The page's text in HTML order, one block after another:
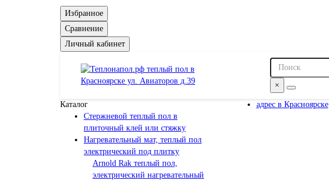
Избранное
Сравнение
Личный кабинет
×
Каталог
Cтержневой теплый пол в
плиточный клей или стяжку
Нагревательный мат, теплый пол
электрический под плитку
Arnold Rak теплый пол,
электрический нагревательный
адрес в Красноярске